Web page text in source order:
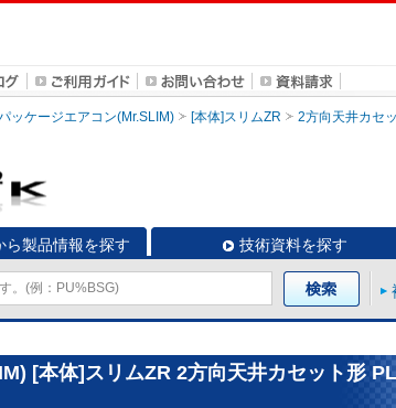
ッケージエアコン(Mr.SLIM) [本体]スリムZR 2方向天井カセ
ら製品情報を探す 技術資料を探す
[本体]スリムZR 2方向天井カセット形